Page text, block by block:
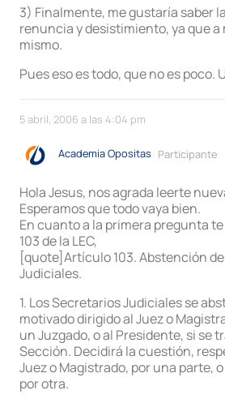
3) Finalmente, me gustaría saber
renuncia y desistimiento, ya que a
mismo.
Pues eso es todo, que no es poco.
5 abril, 2006 a las 4:04 pm
Academia Opositas Participante
Hola Jesus, nos agrada leerte
Esperamos que todo vaya bien.
En cuanto a la primera pregunta
103 de la LEC,
[quote]Artículo 103. Abstención
Judiciales.
1. Los Secretarios Judiciales se
motivado dirigido al Juez o
un Juzgado, o al Presidente, si se
Sección. Decidirá la cuestión,
Juez o Magistrado, por una parte,
por otra.